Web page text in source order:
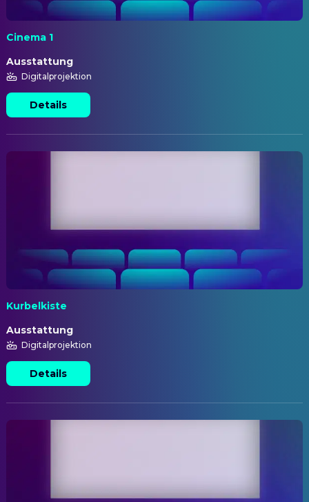
Cinema 1
Ausstattung
Digitalprojektion
Details
Kurbelkiste
Ausstattung
Digitalprojektion
Details